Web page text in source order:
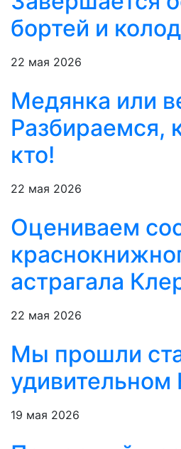
бортей и колод
22 мая 2026
Медянка или
Разбираемся,
кто!
22 мая 2026
Оцениваем
астрагала
22 мая 2026
Мы прошли
удивительном
19 мая 2026